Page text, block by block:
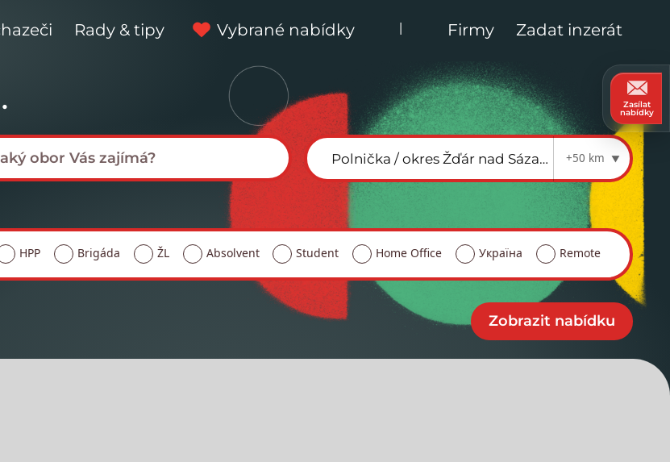
Rady & tipy Vybrané nabídky | Firmy Zadat inzerát
+50 km
HPP Brigáda ŽL Absolvent Student Home Office Україна Remote
Zasílat
nabídky